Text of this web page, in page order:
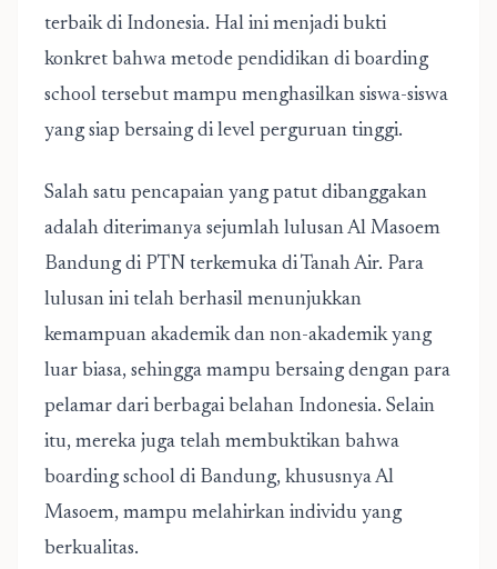
terbaik di Indonesia. Hal ini menjadi bukti
konkret bahwa metode pendidikan di boarding
school tersebut mampu menghasilkan siswa-siswa
yang siap bersaing di level perguruan tinggi.
Salah satu pencapaian yang patut dibanggakan
adalah diterimanya sejumlah lulusan Al Masoem
Bandung di PTN terkemuka di Tanah Air. Para
lulusan ini telah berhasil menunjukkan
kemampuan akademik dan non-akademik yang
luar biasa, sehingga mampu bersaing dengan para
pelamar dari berbagai belahan Indonesia. Selain
itu, mereka juga telah membuktikan bahwa
boarding school di Bandung, khususnya Al
Masoem, mampu melahirkan individu yang
berkualitas.